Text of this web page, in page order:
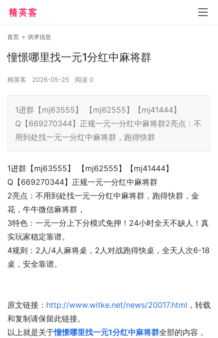
首页 » 供求信息
憧憬哪里找一元1分红中麻将群
精英客 2026-05-25 阅读 0
1进群【mj63555】 【mj62555】【mj41444】
Q【669270344】正规一元一分红中麻将群2亮点：不
用到处找一元一分红中麻将群，跑得快群
1进群【mj63555】 【mj62555】【mj41444】
Q【669270344】正规一元一分红中麻将群
2亮点：不用到处找一元一分红中麻将群，跑得快群，金
花，牛牛微信麻将群，
3特色：一元一分上下分模式免押！24小时全天不缺人！真
实玩家稳定靠谱。
4规则：2人/4人麻将桌，2人对战跑得快桌，全天人次6-18
桌，安全靠谱。
原文链接： http://www.witke.net/news/20017.html ，转载
和复制请保留此链接。
以上就是关于憧憬哪里找一元1分红中麻将群全部的内容，